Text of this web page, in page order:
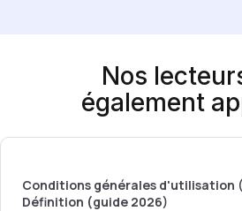
Nos
également
Conditions générales d'utilisation
Définition (guide 2026)